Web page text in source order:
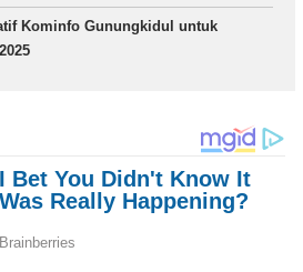
Kominfo Gunungkidul untuk